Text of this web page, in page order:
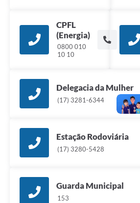
CPFL
(Energia)
0800 010
10 10
Delegacia da Mulher
(17) 3281-6344
Estação Rodoviária
(17) 3280-5428
Guarda Municipal
153